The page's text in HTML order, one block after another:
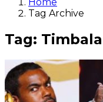
Tag Archive
Tag: